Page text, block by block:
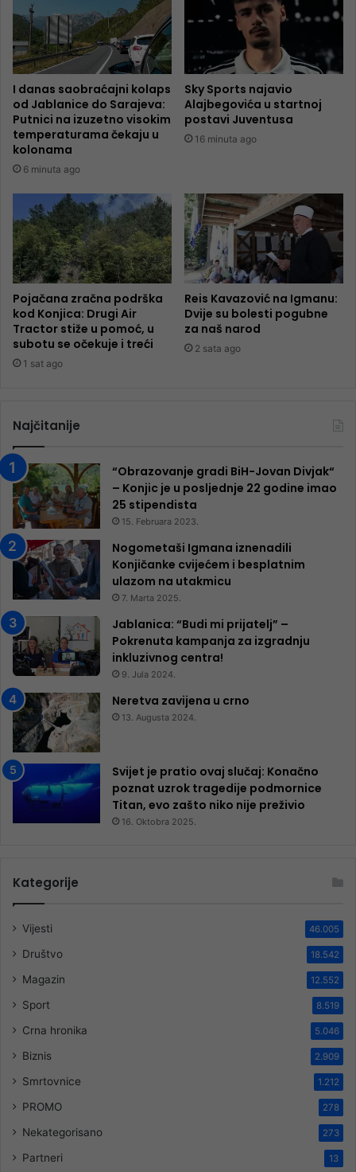
I danas saobraćajni kolaps
od Jablanice do Sarajeva:
Putnici na izuzetno visokim
temperaturama čekaju u
kolonama
6 minuta ago
Sky Sports najavio
Alajbegovića u startnoj
postavi Juventusa
16 minuta ago
Pojačana zračna podrška
kod Konjica: Drugi Air
Tractor stiže u pomoć, u
subotu se očekuje i treći
1 sat ago
Reis Kavazović na Igmanu:
Dvije su bolesti pogubne
za naš narod
2 sata ago
Najčitanije
“Obrazovanje gradi BiH-Jovan Divjak“
– Konjic je u posljednje 22 godine imao
25 ​​stipendista
15. Februara 2023.
Nogometaši Igmana iznenadili
Konjičanke cvijećem i besplatnim
ulazom na utakmicu
7. Marta 2025.
Jablanica: “Budi mi prijatelj” –
Pokrenuta kampanja za izgradnju
inkluzivnog centra!
9. Jula 2024.
Neretva zavijena u crno
13. Augusta 2024.
Svijet je pratio ovaj slučaj: Konačno
poznat uzrok tragedije podmornice
Titan, evo zašto niko nije preživio
16. Oktobra 2025.
Kategorije
Vijesti 46.005
Društvo 18.542
Magazin 12.552
Sport 8.519
Crna hronika 5.046
Biznis 2.909
Smrtovnice 1.212
PROMO 278
Nekategorisano 273
Partneri 13